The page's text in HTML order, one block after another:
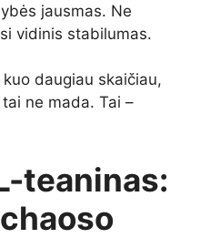
jausmas. Ne
vidinis stabilumas.
daugiau skaičiau,
ne mada. Tai –
teaninas: